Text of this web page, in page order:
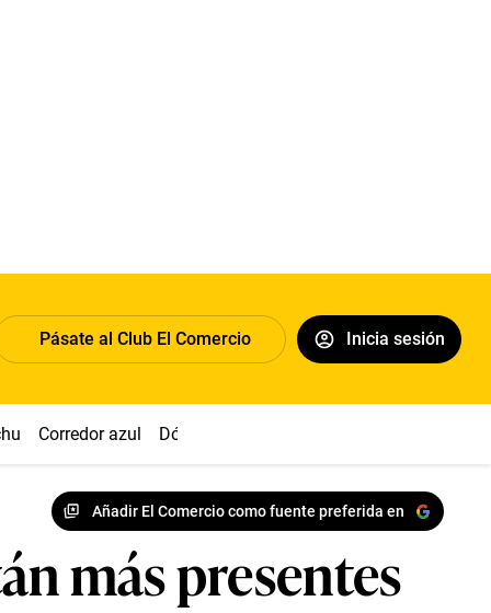
Pásate al Club El Comercio Inicia sesión
Corredor azul Dólar
Añadir El Comercio como fuente preferida en
más presentes